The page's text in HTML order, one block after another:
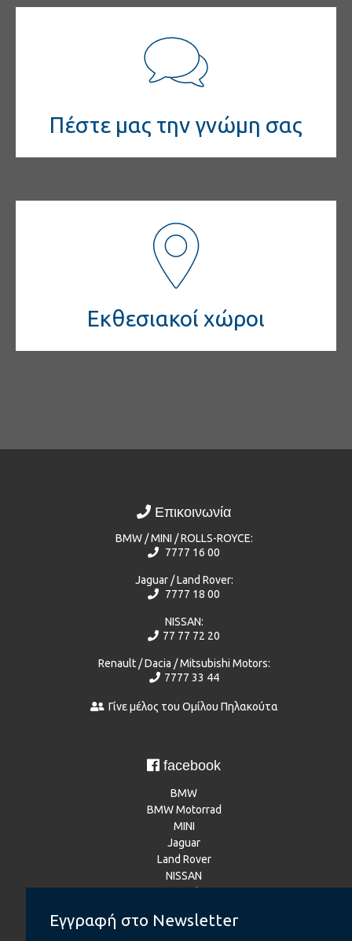
Εγγραφή στο Newsletter
Πέστε μας την γνώμη σας
Εκθεσιακοί χώροι
Επικοινωνία
BMW / MINI / ROLLS-ROYCE:
7777 16 00
Jaguar / Land Rover:
7777 18 00
NISSAN:
77 77 72 20
Renault / Dacia / Mitsubishi Motors:
7777 33 44
Γίνε μέλος του Ομίλου Πηλακούτα
facebook
BMW
BMW Motorrad
MINI
Jaguar
Land Rover
NISSAN
Mitsubishi Motors